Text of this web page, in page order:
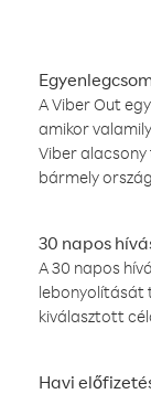
A Viber Out
amikor
Viber
bármely
30 napos
A 30 napos
lebonyolítását
kiválasztott
Havi